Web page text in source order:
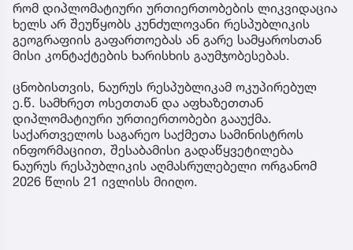
რომ დიპლომატიური ურთიერთობების ლიკვიდაცია
ხელს არ შეუწყობს კუნძულოვანი რესპუბლიკის
გეოგრაფიის გაფართოებას ან გარე სამყაროსთან
მისი კონტაქტების ხარისხის გაუმჯობესებას.
ცნობისთვის, ნაურუს რესპუბლიკამ ოკუპირებულ
ე.წ. სამხრეთ ოსეთთან და აფხაზეთთან
დიპლომატიური ურთიერთობები გააუქმა.
საქართველოს საგარეო საქმეთა სამინისტროს
ინფორმაციით, შესაბამისი გადაწყვეტილება
ნაურუს რესპუბლიკის აღმასრულებელი ორგანომ
2026 წლის 21 ივლისს მიიღო.